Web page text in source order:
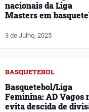
nacionais da Liga
Masters em
3 de Julho, 2025
BASQUETEBOL
Basquetebol/Liga
Feminina: AD Vagos
evita descida de